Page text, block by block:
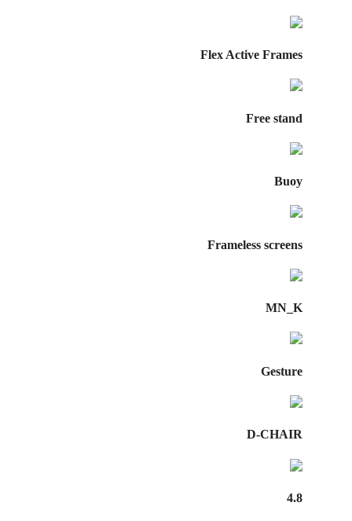
Flex Active Frames
Free stand
Buoy
Frameless screens
MN_K
Gesture
D-CHAIR
4.8